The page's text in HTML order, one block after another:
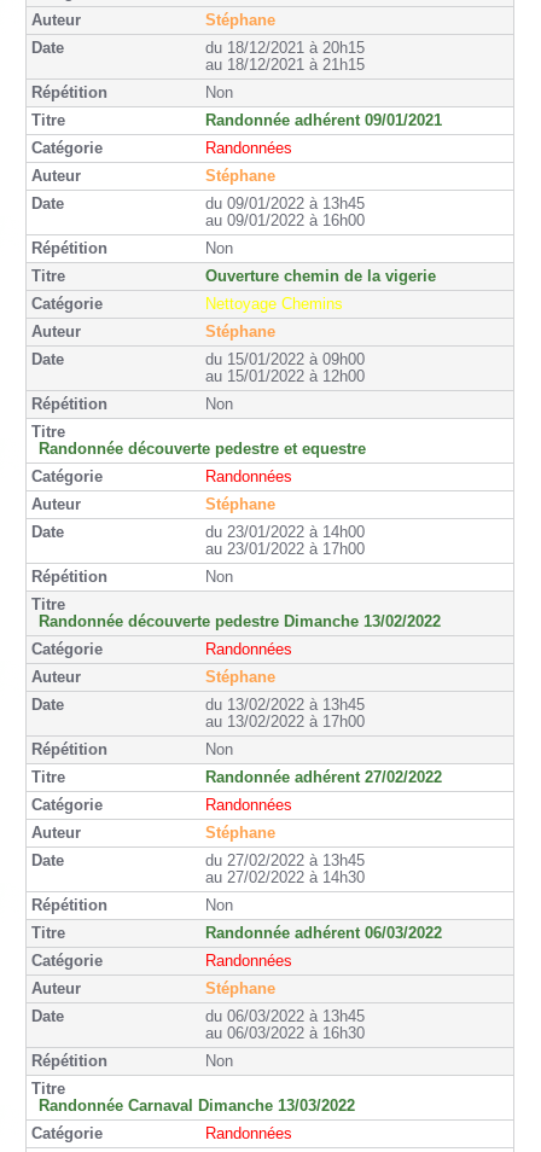
Stéphane
du 18/12/2021 à 20h15
au 18/12/2021 à 21h15
Non
Randonnée adhérent 09/01/2021
Randonnées
Stéphane
du 09/01/2022 à 13h45
au 09/01/2022 à 16h00
Non
Ouverture chemin de la vigerie
Nettoyage Chemins
Stéphane
du 15/01/2022 à 09h00
au 15/01/2022 à 12h00
Non
Randonnée découverte pedestre et equestre
Randonnées
Stéphane
du 23/01/2022 à 14h00
au 23/01/2022 à 17h00
Non
Randonnée découverte pedestre Dimanche 13/02/2022
Randonnées
Stéphane
du 13/02/2022 à 13h45
au 13/02/2022 à 17h00
Non
Randonnée adhérent 27/02/2022
Randonnées
Stéphane
du 27/02/2022 à 13h45
au 27/02/2022 à 14h30
Non
Randonnée adhérent 06/03/2022
Randonnées
Stéphane
du 06/03/2022 à 13h45
au 06/03/2022 à 16h30
Non
Randonnée Carnaval Dimanche 13/03/2022
Randonnées